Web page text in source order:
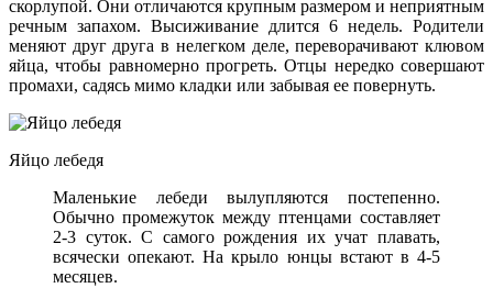
скорлупой. Они отличаются крупным размером и неприятным
речным запахом. Высиживание длится 6 недель. Родители
меняют друг друга в нелегком деле, переворачивают клювом
яйца, чтобы равномерно прогреть. Отцы нередко совершают
промахи, садясь мимо кладки или забывая ее повернуть.
Яйцо лебедя
Маленькие лебеди вылупляются постепенно.
Обычно промежуток между птенцами составляет
2-3 суток. С самого рождения их учат плавать,
всячески опекают. На крыло юнцы встают в 4-5
месяцев.